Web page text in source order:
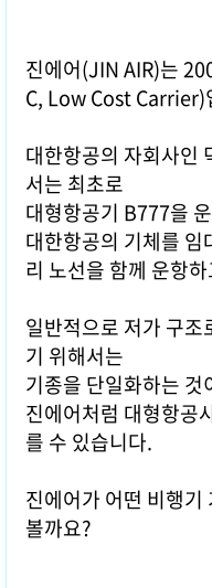
진에어(JIN AIR)는
C, Low Cost Carrier)
대한항공의 자회사인
서는 최초로
대형항공기 B777을
대한항공의 기체를
리 노선을 함께 운항
일반적으로 저가 구조
기 위해서는
기종을 단일화하는
진에어처럼 대형항공
를 수 있습니다.
진에어가 어떤 비행기
볼까요?